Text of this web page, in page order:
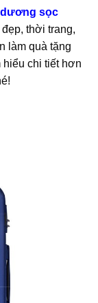
dương sọc
thời trang,
làm quà tặng
hiểu chi tiết hơn